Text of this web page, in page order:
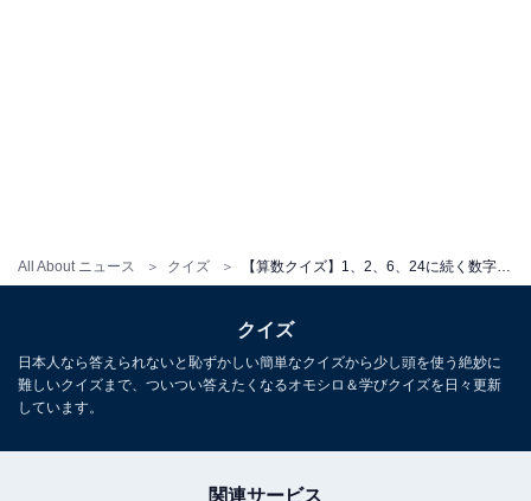
All About ニュース クイズ
クイズ
日本人なら答えられないと恥ずかしい簡単なクイズから少し頭を使う絶妙に
難しいクイズまで、ついつい答えたくなるオモシロ＆学びクイズを日々更新
しています。
関連サービス